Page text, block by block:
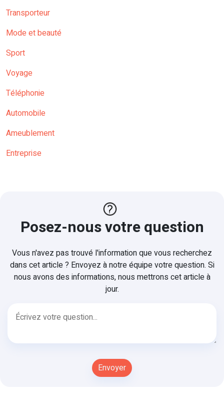
Transporteur
Mode et beauté
Sport
Voyage
Téléphonie
Automobile
Ameublement
Entreprise
Posez-nous votre question
Vous n'avez pas trouvé l'information que vous recherchez
dans cet article ? Envoyez à notre équipe votre question. Si
nous avons des informations, nous mettrons cet article à
jour.